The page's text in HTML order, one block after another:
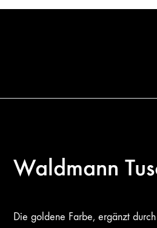
Waldmann
Die goldene Farbe, ergänzt